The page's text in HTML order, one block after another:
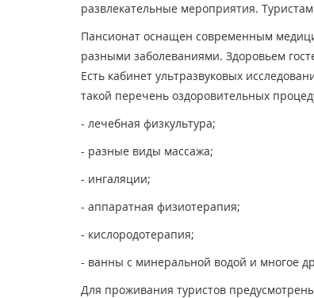
развлекательные мероприятия.
Пансионат оснащен современным
разными заболеваниями. Здоровьем
Есть кабинет ультразвуковых
такой перечень оздоровительных
- лечебная физкультура;
- разные виды массажа;
- ингаляции;
- аппаратная физиотерапия;
- кислородотерапия;
- ванны с минеральной водой и многое
Для проживания туристов